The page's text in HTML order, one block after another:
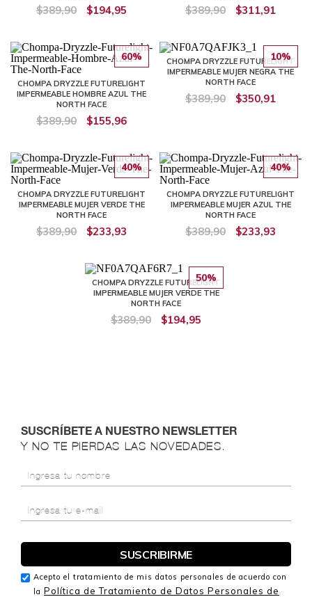
$389,90 $194,95 $389,90 $311,91
60%
CHOMPA DRYZZLE FUTURELIGHT
IMPERMEABLE HOMBRE AZUL THE
NORTH FACE
$389,90 $155,96
10%
CHOMPA DRYZZLE FUTURELIGHT
IMPERMEABLE MUJER NEGRA THE
NORTH FACE
$389,90 $350,91
40%
CHOMPA DRYZZLE FUTURELIGHT
IMPERMEABLE MUJER VERDE THE
NORTH FACE
$389,90 $233,93
40%
CHOMPA DRYZZLE FUTURELIGHT
IMPERMEABLE MUJER AZUL THE
NORTH FACE
$389,90 $233,93
50%
CHOMPA DRYZZLE FUTURELIGHT
IMPERMEABLE MUJER VERDE THE
NORTH FACE
$389,90 $194,95
SUSCRÍBETE A NUESTRO NEWSLETTER
Y NO TE PIERDAS LAS NOVEDADES.
Acepto el tratamiento de mis datos personales de acuerdo con
la Política de Tratamiento de Datos Personales de